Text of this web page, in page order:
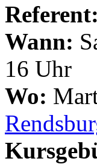
Referent:
Wann:
16 Uhr
Wo: